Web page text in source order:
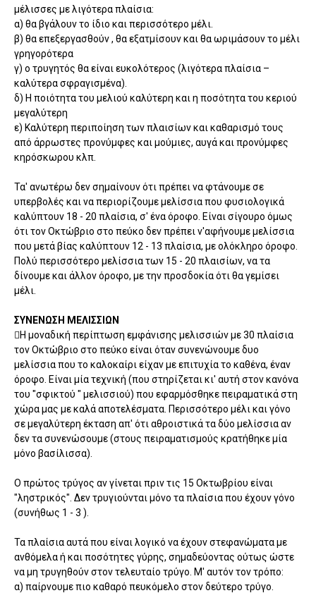
μέλισσες με λιγότερα πλαίσια:
α) θα βγάλουν το ίδιο και περισσότερο μέλι.
β) θα επεξεργασθούν , θα εξατμίσουν και θα ωριμάσουν το μέλι
γρηγορότερα
γ) ο τρυγητός θα είναι ευκολότερος (λιγότερα πλαίσια –
καλύτερα σφραγισμένα).
δ) Η ποιότητα του μελιού καλύτερη και η ποσότητα του κεριού
μεγαλύτερη
ε) Καλύτερη περιποίηση των πλαισίων και καθαρισμό τους
από άρρωστες προνύμφες και μούμιες, αυγά και προνύμφες
κηρόσκωρου κλπ.
Τα' ανωτέρω δεν σημαίνουν ότι πρέπει να φτάνουμε σε
υπερβολές και να περιορίζουμε μελίσσια που φυσιολογικά
καλύπτουν 18 - 20 πλαίσια, σ' ένα όροφο. Είναι σίγουρο όμως
ότι τον Οκτώβριο στο πεύκο δεν πρέπει ν'αφήνουμε μελίσσια
που μετά βίας καλύπτουν 12 - 13 πλαίσια, με ολόκληρο όροφο.
Πολύ περισσότερο μελίσσια των 15 - 20 πλαισίων, να τα
δίνουμε και άλλον όροφο, με την προσδοκία ότι θα γεμίσει
μέλι.
ΣΥΝΕΝΩΣΗ ΜΕΛΙΣΣΙΩΝ
Η μοναδική περίπτωση εμφάνισης μελισσιών με 30 πλαίσια
τον Οκτώβριο στο πεύκο είναι όταν συνενώνουμε δυο
μελίσσια που το καλοκαίρι είχαν με επιτυχία το καθένα, έναν
όροφο. Είναι μία τεχνική (που στηρίζεται κι' αυτή στον κανόνα
του "σφικτού " μελισσιού) που εφαρμόσθηκε πειραματικά στη
χώρα μας με καλά αποτελέσματα. Περισσότερο μέλι και γόνο
σε μεγαλύτερη έκταση απ' ότι αθροιστικά τα δύο μελίσσια αν
δεν τα συνενώσουμε (στους πειραματισμούς κρατήθηκε μία
μόνο βασίλισσα).
Ο πρώτος τρύγος αν γίνεται πριν τις 15 Οκτωβρίου είναι
"ληστρικός". Δεν τρυγιούνται μόνο τα πλαίσια που έχουν γόνο
(συνήθως 1 - 3 ).
Τα πλαίσια αυτά που είναι λογικό να έχουν στεφανώματα με
ανθόμελα ή και ποσότητες γύρης, σημαδεύοντας ούτως ώστε
να μη τρυγηθούν στον τελευταίο τρύγο. Μ' αυτόν τον τρόπο:
α) παίρνουμε πιο καθαρό πευκόμελο στον δεύτερο τρύγο.